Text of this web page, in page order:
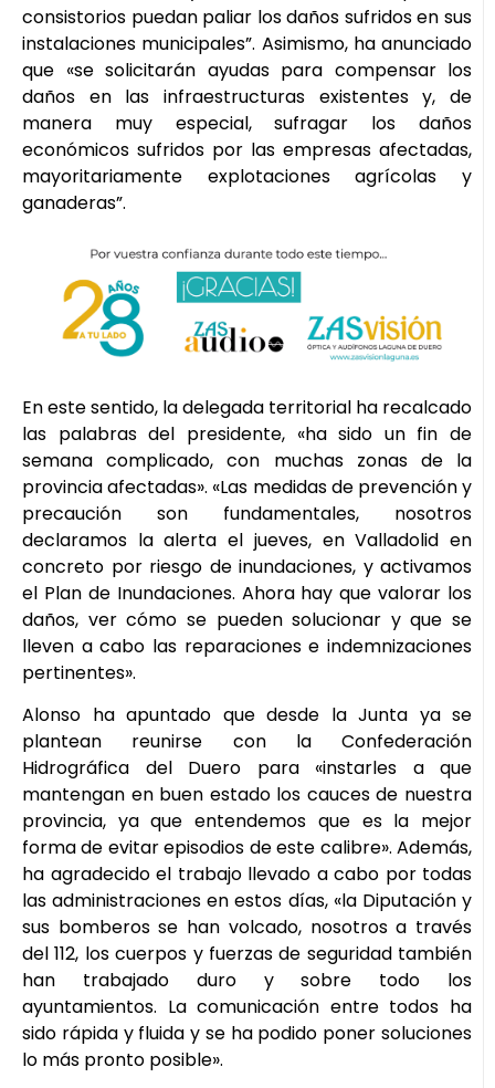
consistorios puedan paliar los daños sufridos en sus
instalaciones municipales”. Asimismo, ha anunciado
que «se solicitarán ayudas para compensar los
daños en las infraestructuras existentes y, de
manera muy especial, sufragar los daños
económicos sufridos por las empresas afectadas,
mayoritariamente explotaciones agrícolas y
ganaderas”.
En este sentido, la delegada territorial ha recalcado
las palabras del presidente, «ha sido un fin de
semana complicado, con muchas zonas de la
provincia afectadas». «Las medidas de prevención y
precaución son fundamentales, nosotros
declaramos la alerta el jueves, en Valladolid en
concreto por riesgo de inundaciones, y activamos
el Plan de Inundaciones. Ahora hay que valorar los
daños, ver cómo se pueden solucionar y que se
lleven a cabo las reparaciones e indemnizaciones
pertinentes».
Alonso ha apuntado que desde la Junta ya se
plantean reunirse con la Confederación
Hidrográfica del Duero para «instarles a que
mantengan en buen estado los cauces de nuestra
provincia, ya que entendemos que es la mejor
forma de evitar episodios de este calibre». Además,
ha agradecido el trabajo llevado a cabo por todas
las administraciones en estos días, «la Diputación y
sus bomberos se han volcado, nosotros a través
del 112, los cuerpos y fuerzas de seguridad también
han trabajado duro y sobre todo los
ayuntamientos. La comunicación entre todos ha
sido rápida y fluida y se ha podido poner soluciones
lo más pronto posible».